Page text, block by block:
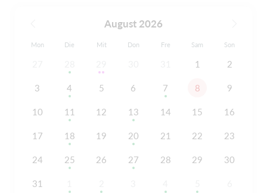
August 2026
Mon Die Mit Don Fre Sam Son
1 2
3 4 5 6 7 8 9
10 11 12 13 14 15 16
17 18 19 20 21 22 23
24 25 26 27 28 29 30
31